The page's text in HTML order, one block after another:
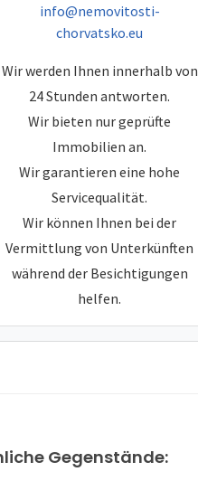
e-mail:
info@nemovitosti-
chorvatsko.eu
Wir werden Ihnen innerhalb von
24 Stunden antworten.
Wir bieten nur geprüfte
Immobilien an.
Wir garantieren eine hohe
Servicequalität.
Wir können Ihnen bei der
Vermittlung von Unterkünften
während der Besichtigungen
helfen.
Gegenstände: